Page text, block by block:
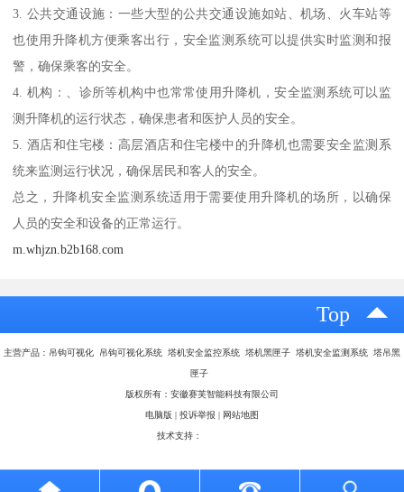
3. 公共交通设施：一些大型的公共交通设施如站、机场、火车站等
也使用升降机方便乘客出行，安全监测系统可以提供实时监测和报
警，确保乘客的安全。
4. 机构：、诊所等机构中也常常使用升降机，安全监测系统可以监
测升降机的运行状态，确保患者和医护人员的安全。
5. 酒店和住宅楼：高层酒店和住宅楼中的升降机也需要安全监测系
统来监测运行状况，确保居民和客人的安全。
总之，升降机安全监测系统适用于需要使用升降机的场所，以确保
人员的安全和设备的正常运行。
m.whjzn.b2b168.com
Top
主营产品：吊钩可视化 吊钩可视化系统 塔机安全监控系统 塔机黑匣子 塔机安全监测系统 塔吊黑
匣子
版权所有：安徽赛芙智能科技有限公司
电脑版 投诉举报 网站地图
技术支持：